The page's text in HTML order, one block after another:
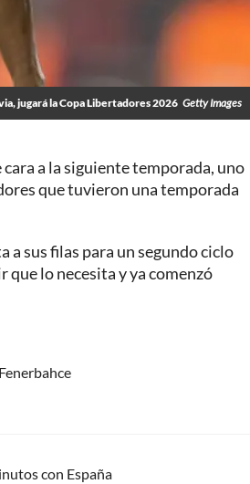
jugará la Copa Libertadores 2026 Getty Images
a la siguiente temporada, uno
que tuvieron una temporada
a sus filas para un segundo ciclo
que lo necesita y ya comenzó
con España